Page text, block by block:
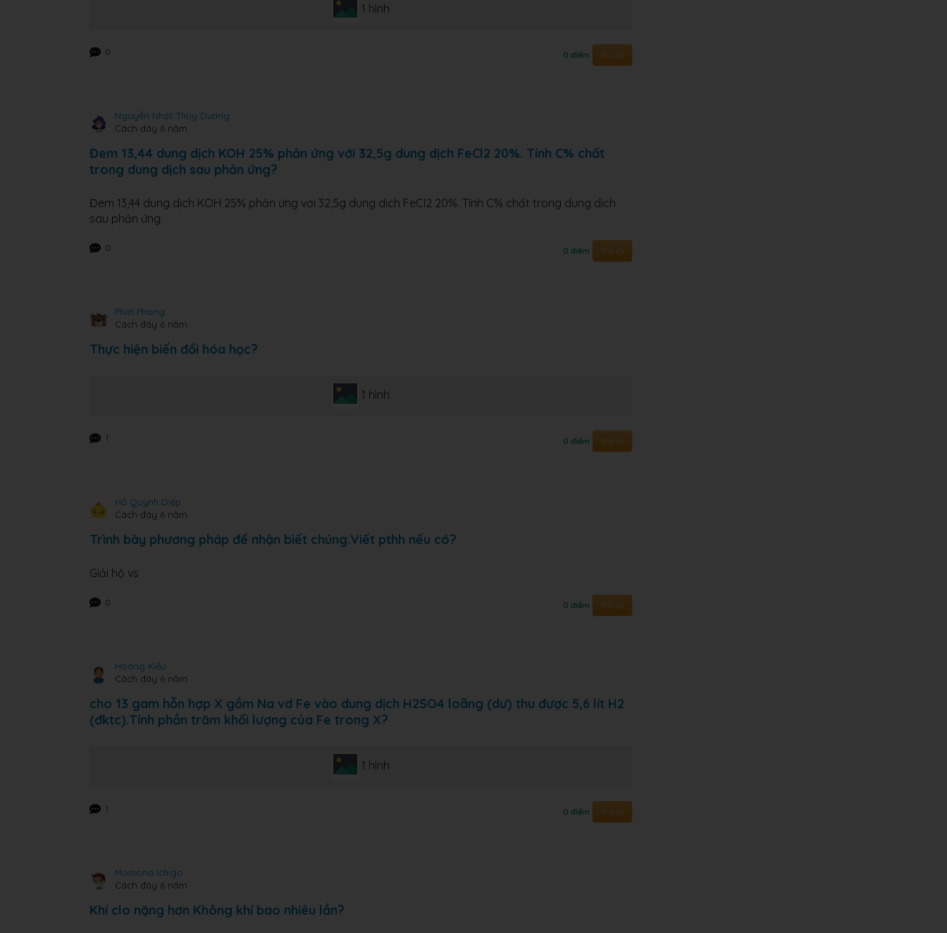
1 hình
0 0 điểm Trả lời
Nguyễn Nhật Thùy Dương
Cách đây 6 năm
Đem 13,44 dung dịch KOH 25% phản ứng với 32,5g dung dịch FeCl2 20%. Tính C% chất
trong dung dịch sau phản ứng?
Đem 13,44 dung dịch KOH 25% phản ứng với 32,5g dung dịch FeCl2 20%. Tính C% chất trong dung dịch
sau phản ứng
0 0 điểm Trả lời
Phat Phong
Cách đây 6 năm
Thực hiện biến đổi hóa học?
1 hình
1 0 điểm Trả lời
Hồ Quỳnh Diệp
Cách đây 6 năm
Trình bày phương pháp để nhận biết chúng.Viết pthh nếu có?
Giải hộ vs
0 0 điểm Trả lời
Hoàng Kiều
Cách đây 6 năm
cho 13 gam hỗn hợp X gồm Na vd Fe vào dung dịch H2SO4 loãng (dư) thu được 5,6 lít H2
(đktc).Tính phần trăm khối lượng của Fe trong X?
1 hình
1 0 điểm Trả lời
Momona Ichigo
Cách đây 6 năm
Khí clo nặng hơn Không khí bao nhiêu lần?